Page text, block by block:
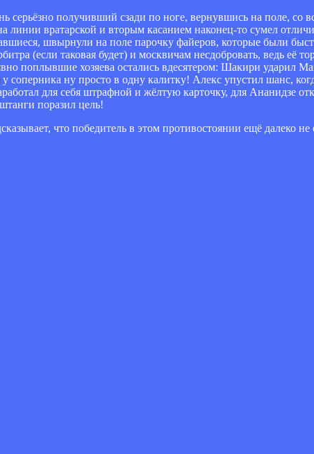
серьёзно получивший сзади по ноге, вернувшись на поле, со
вратарской и вторым касанием наконец-то сумел
швырнули на поле парочку файеров, которые были
(если таковая будет) и москвичам несдобровать, ведь её
поплывшие хозяева остались вдесятером: Шакири ударил
соперника ну просто в одну калитку! Алекс упустил шанс,
для себя штрафной и жёлтую карточку, для Ананидзе
поразил цель!
что победитель в этом противостоянии ещё далеко не